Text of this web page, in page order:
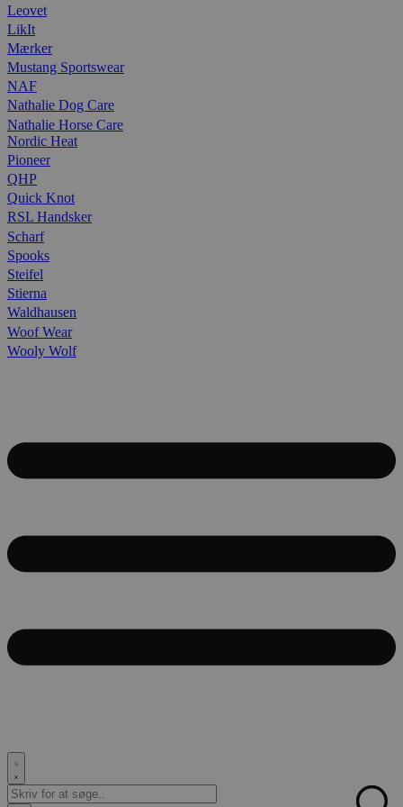
Leovet
LikIt
Mærker
Mustang Sportswear
NAF
Nathalie Dog Care
Nathalie Horse Care
Nordic Heat
Pioneer
QHP
Quick Knot
RSL Handsker
Scharf
Spooks
Steifel
Stierna
Waldhausen
Woof Wear
Wooly Wolf
Search